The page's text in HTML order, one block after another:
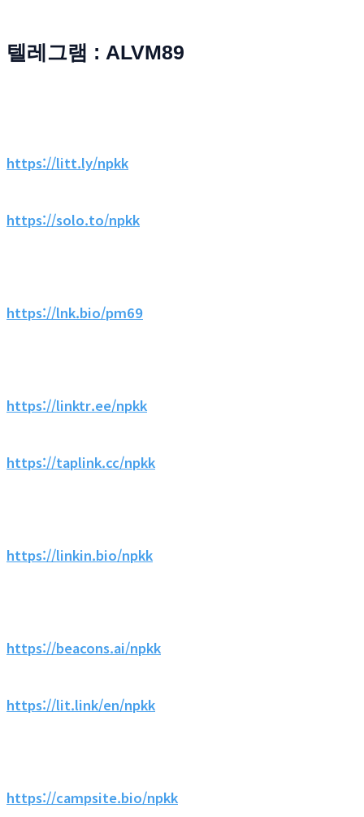
텔레그램 : ALVM89
https://litt.ly/npkk
https://solo.to/npkk
https://lnk.bio/pm69
https://linktr.ee/npkk
https://taplink.cc/npkk
https://linkin.bio/npkk
https://beacons.ai/npkk
https://lit.link/en/npkk
https://campsite.bio/npkk